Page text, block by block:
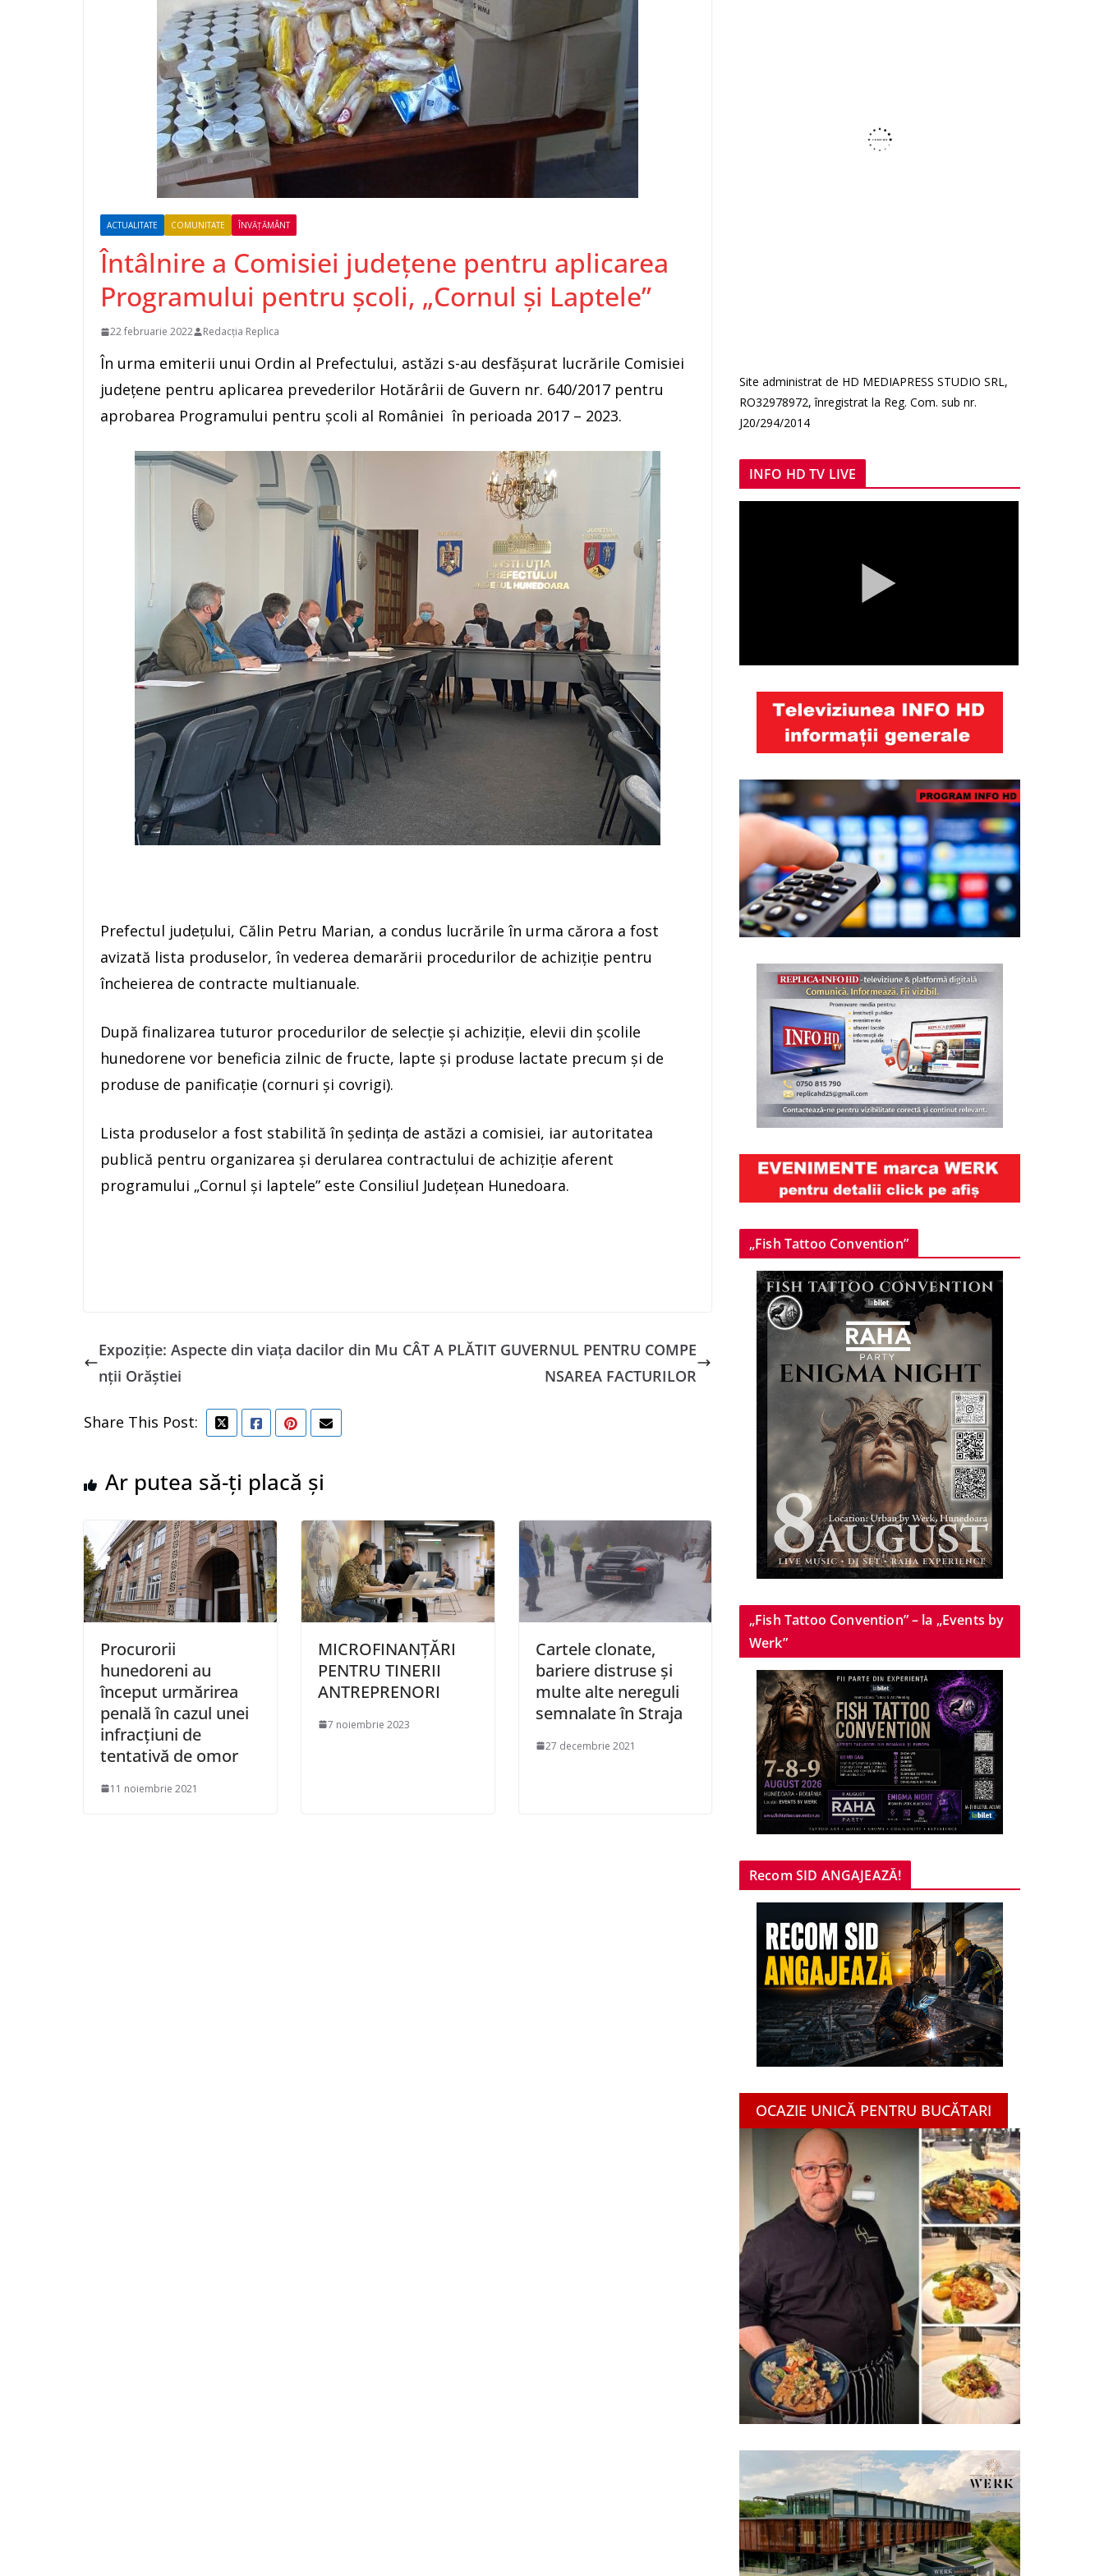
ACTUALITATE COMUNITATE ÎNVĂȚĂMÂNT
Întâlnire a Comisiei județene pentru aplicarea
Programului pentru școli, „Cornul și Laptele”
22 februarie 2022 Redacția Replica
În urma emiterii unui Ordin al Prefectului, astăzi s-au desfășurat lucrările Comisiei
județene pentru aplicarea prevederilor Hotărârii de Guvern nr. 640/2017 pentru
aprobarea Programului pentru școli al României în perioada 2017 – 2023.
Prefectul județului, Călin Petru Marian, a condus lucrările în urma cărora a fost
avizată lista produselor, în vederea demarării procedurilor de achiziție pentru
încheierea de contracte multianuale.
După finalizarea tuturor procedurilor de selecție și achiziție, elevii din școlile
hunedorene vor beneficia zilnic de fructe, lapte și produse lactate precum și de
produse de panificație (cornuri și covrigi).
Lista produselor a fost stabilită în ședința de astăzi a comisiei, iar autoritatea
publică pentru organizarea și derularea contractului de achiziție aferent
programului „Cornul și laptele” este Consiliul Județean Hunedoara.
Expoziție: Aspecte din viața dacilor din Mu
nții Orăștiei
CÂT A PLĂTIT GUVERNUL PENTRU COMPE
NSAREA FACTURILOR
Share This Post:
Ar putea să-ți placă și
Procurorii
hunedoreni au
început urmărirea
penală în cazul unei
infracțiuni de
tentativă de omor
11 noiembrie 2021
MICROFINANȚĂRI
PENTRU TINERII
ANTREPRENORI
7 noiembrie 2023
Cartele clonate,
bariere distruse și
multe alte nereguli
semnalate în Straja
27 decembrie 2021
Site administrat de HD MEDIAPRESS STUDIO SRL,
RO32978972, înregistrat la Reg. Com. sub nr.
J20/294/2014
INFO HD TV LIVE
„Fish Tattoo Convention”
„Fish Tattoo Convention” – la „Events by
Werk”
Recom SID ANGAJEAZĂ!
OCAZIE UNICĂ PENTRU BUCĂTARI